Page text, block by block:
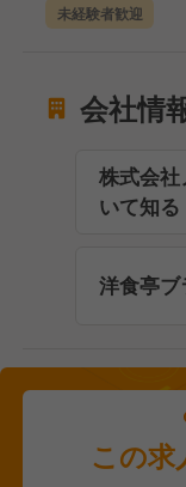
未経験者歓迎
会社情
株式会
いて知る
洋食亭
この求